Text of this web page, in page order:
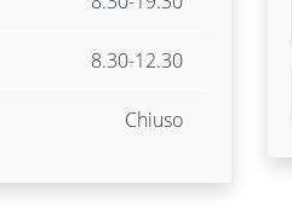
8.30-12.30
Chiuso